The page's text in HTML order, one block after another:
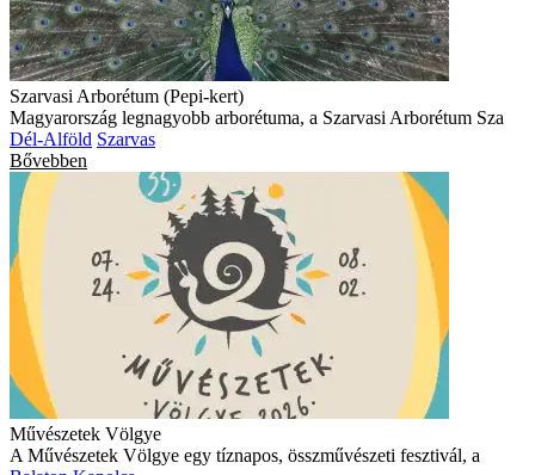
Szarvasi Arborétum (Pepi-kert)
Magyarország legnagyobb arborétuma, a Szarvasi Arborétum Sza
Dél-Alföld Szarvas
Bővebben
Művészetek Völgye
A Művészetek Völgye egy tíznapos, összművészeti fesztivál, a